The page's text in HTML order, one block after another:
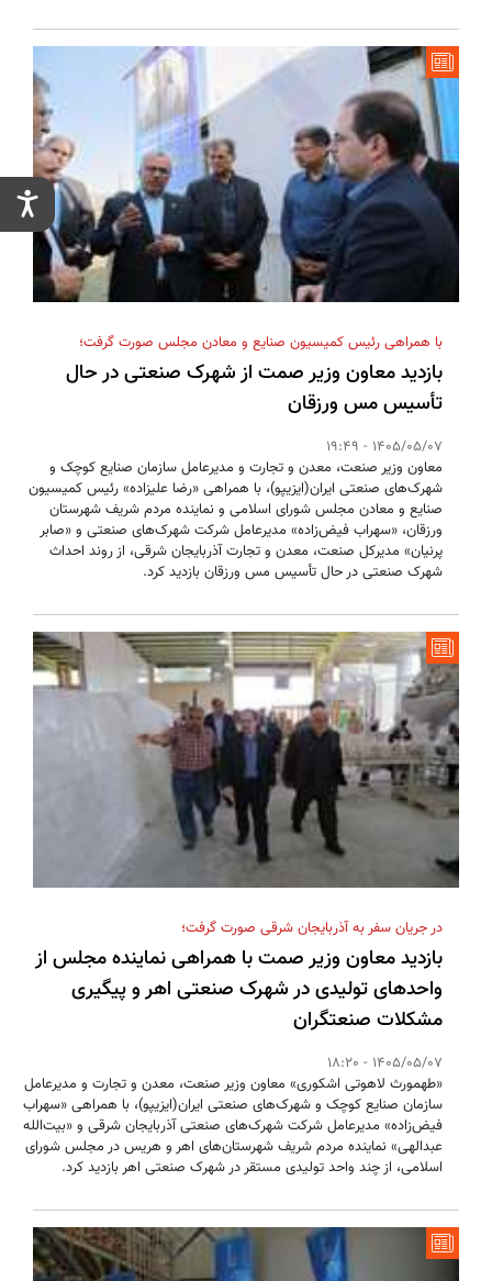
با همراهی رئیس کمیسیون صنایع و معادن مجلس صورت گرفت؛
بازدید معاون وزیر صمت از شهرک صنعتی در حال
تأسیس مس ورزقان
1405/05/07 - 19:49
معاون وزیر صنعت، معدن و تجارت و مدیرعامل سازمان صنایع کوچک و
شهرک‌های صنعتی ایران(ایزیپو)، با همراهی «رضا علیزاده» رئیس کمیسیون
صنایع و معادن مجلس شورای اسلامی و نماینده مردم شریف شهرستان
ورزقان، «سهراب فیض‌زاده» مدیرعامل شرکت شهرک‌های صنعتی و «صابر
پرنیان» مدیرکل صنعت، معدن و تجارت آذربایجان شرقی، از روند احداث
شهرک صنعتی در حال تأسیس مس ورزقان بازدید کرد.
در جریان سفر به آذربایجان شرقی صورت گرفت؛
بازدید معاون وزیر صمت با همراهی نماینده مجلس از
واحدهای تولیدی در شهرک صنعتی اهر و پیگیری
مشکلات صنعتگران
1405/05/07 - 18:20
«طهمورث لاهوتی اشکوری» معاون وزیر صنعت، معدن و تجارت و مدیرعامل
سازمان صنایع کوچک و شهرک‌های صنعتی ایران(ایزیپو)، با همراهی «سهراب
فیض‌زاده» مدیرعامل شرکت شهرک‌های صنعتی آذربایجان شرقی و «بیت‌الله
عبدالهی» نماینده مردم شریف شهرستان‌های اهر و هریس در مجلس شورای
اسلامی، از چند واحد تولیدی مستقر در شهرک صنعتی اهر بازدید کرد.